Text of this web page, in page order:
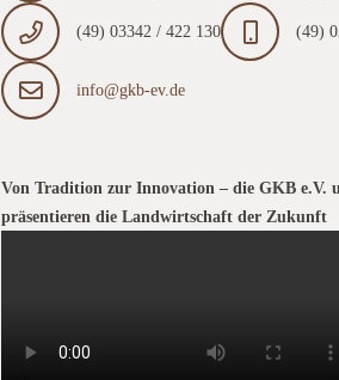
(49) 03342 / 422 130
(49)
info@gkb-ev.de
Von Tradition zur Innovation – die GKB e.V.
präsentieren die Landwirtschaft der Zukunft